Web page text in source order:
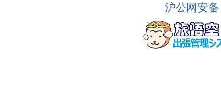
沪公网安